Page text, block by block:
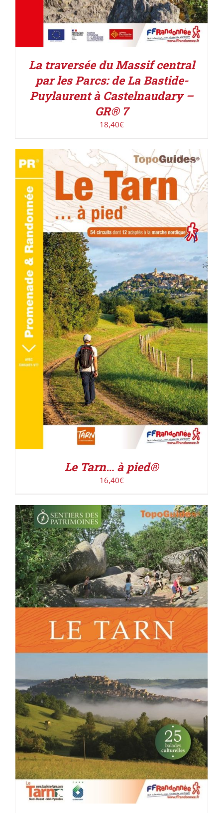
La traversée du Massif central
par les Parcs: de La Bastide-
Puylaurent à Castelnaudary –
GR® 7
18,40€
AJOUTER AU PANIER / DÉTAILS
Le Tarn… à pied®
16,40€
ACHETER LE PRODUIT / DÉTAILS